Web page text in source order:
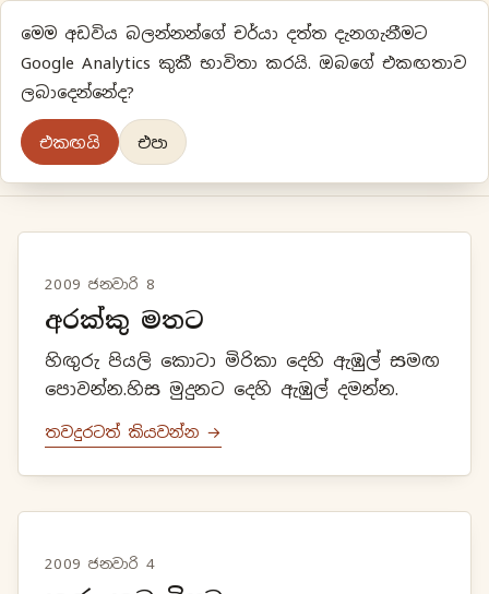
ප්‍රියානිගේ අදහස්‍...
මුල් පිටුවවර්ගීකරණ
2009 ජනවාරි 8
අරක්කු මතට
හිඟුරු පියලි කොටා මිරිකා දෙහි ඇඹුල් සමඟ
පොවන්න.හිස මුදුනට දෙහි ඇඹුල් දමන්න.
තවදුරටත් කියවන්න →
2009 ජනවාරි 4
මෙම අඩවිය බලන්නන්ගේ චර්යා දත්ත දැනගැනීමට
Google Analytics කුකී භාවිතා කරයි. ඔබගේ එකඟතාව
ලබාදෙන්නේද?
එකඟයි එපා